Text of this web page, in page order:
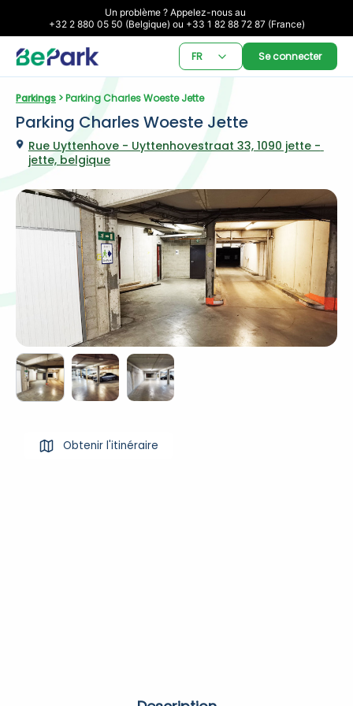
Un problème ? Appelez-nous au
+32 2 880 05 50 (Belgique) ou +33 1 82 88 72 87 (France)
FR Se connecter
Parkings > Parking Charles Woeste Jette
Parking Charles Woeste Jette
Rue Uyttenhove - Uyttenhovestraat 33, 1090 jette -
jette, belgique
Obtenir l'itinéraire